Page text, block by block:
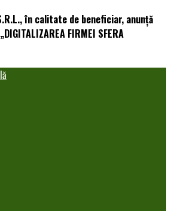
în calitate de beneficiar, anunță
FIRMEI SFERA